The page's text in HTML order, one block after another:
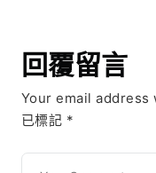
回覆留言
Your email address
已標記 *